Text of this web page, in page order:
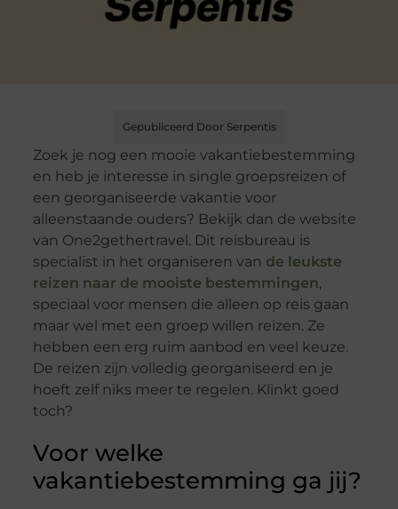
Gepubliceerd Door Serpentis
Zoek je nog een mooie vakantiebestemming
en heb je interesse in single groepsreizen of
een georganiseerde vakantie voor
alleenstaande ouders? Bekijk dan de website
van One2gethertravel. Dit reisbureau is
specialist in het organiseren van de leukste
reizen naar de mooiste bestemmingen,
speciaal voor mensen die alleen op reis gaan
maar wel met een groep willen reizen. Ze
hebben een erg ruim aanbod en veel keuze.
De reizen zijn volledig georganiseerd en je
hoeft zelf niks meer te regelen. Klinkt goed
toch?
Voor welke
vakantiebestemming ga jij?